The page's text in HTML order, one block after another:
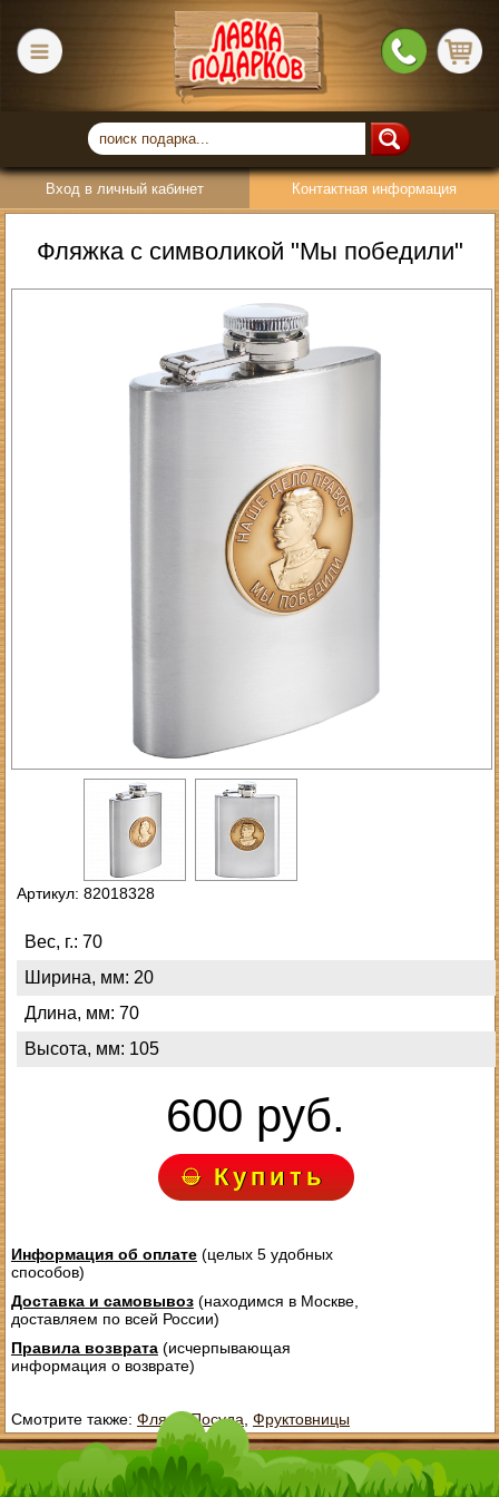
Вход в личный кабинет Контактная информация
Фляжка с символикой "Мы победили"
Артикул: 82018328
Вес, г.: 70
Ширина, мм: 20
Длина, мм: 70
Высота, мм: 105
600 руб.
Купить
Информация об оплате(целых 5 удобных
способов)
Доставка и самовывоз(находимся в Москве,
доставляем по всей России)
Правила возврата(исчерпывающая
информация о возврате)
Смотрите также: Фляги ,Посуда Фруктовницы